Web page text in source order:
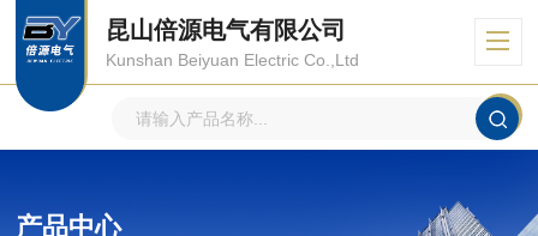
昆山倍源电气有限公司
Kunshan Beiyuan Electric Co.,Ltd
产品中心